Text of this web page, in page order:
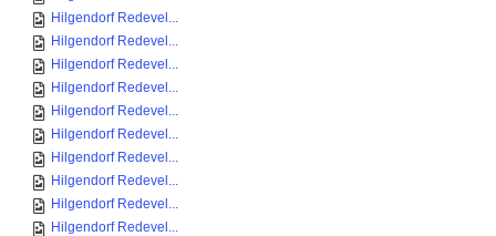
Hilgendorf Redevel...
Hilgendorf Redevel...
Hilgendorf Redevel...
Hilgendorf Redevel...
Hilgendorf Redevel...
Hilgendorf Redevel...
Hilgendorf Redevel...
Hilgendorf Redevel...
Hilgendorf Redevel...
Hilgendorf Redevel...